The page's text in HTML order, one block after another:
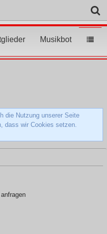
Musikbot
die Nutzung unserer Seite
dass wir Cookies setzen.